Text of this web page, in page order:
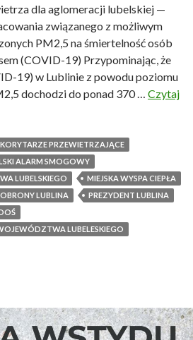
dla aglomeracji lubelskiej —
związanego z możliwym
PM2,5 na śmiertelność osób
(COVID-19) Przypominając, że
19) w Lublinie z powodu poziomu
dochodzi do ponad 370 … Czytaj
KORYTARZE PRZEWIETRZAJĄCE
ALARM SMOGOWY
LUBELSKIEGO
MIEJSKA WYSPA CIEPŁA
LUBLINA
PREZYDENT LUBLINA
LUBELESKIEGO